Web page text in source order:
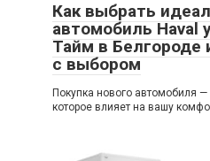
Как выбрать
автомобиль Haval
Тайм в Белгороде
с выбором
Покупка нового автомобиля
которое влияет на вашу